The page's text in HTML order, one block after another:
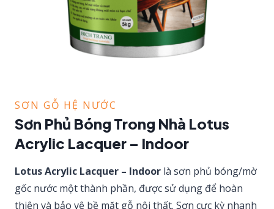
SƠN GỖ HỆ NƯỚC
Sơn Phủ Bóng Trong Nhà Lotus
Acrylic Lacquer – Indoor
Lotus Acrylic Lacquer – Indoor là sơn phủ bóng/mờ
gốc nước một thành phần, được sử dụng để hoàn
thiện và bảo vệ bề mặt gỗ nội thất. Sơn cực kỳ nhanh